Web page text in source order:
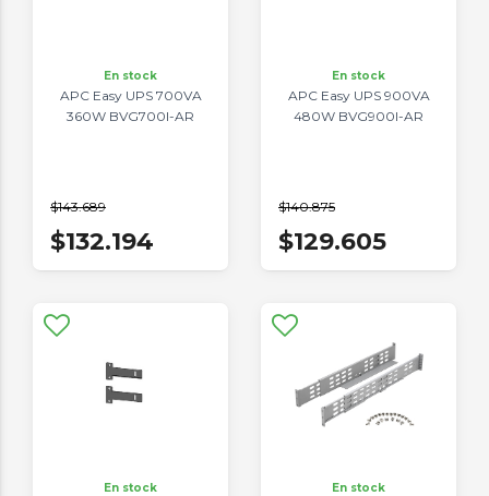
En stock
APC Easy UPS 700VA
360W BVG700I-AR
$143.689
$132.194
En stock
APC Easy UPS 900VA
480W BVG900I-AR
$140.875
$129.605
En stock En stock